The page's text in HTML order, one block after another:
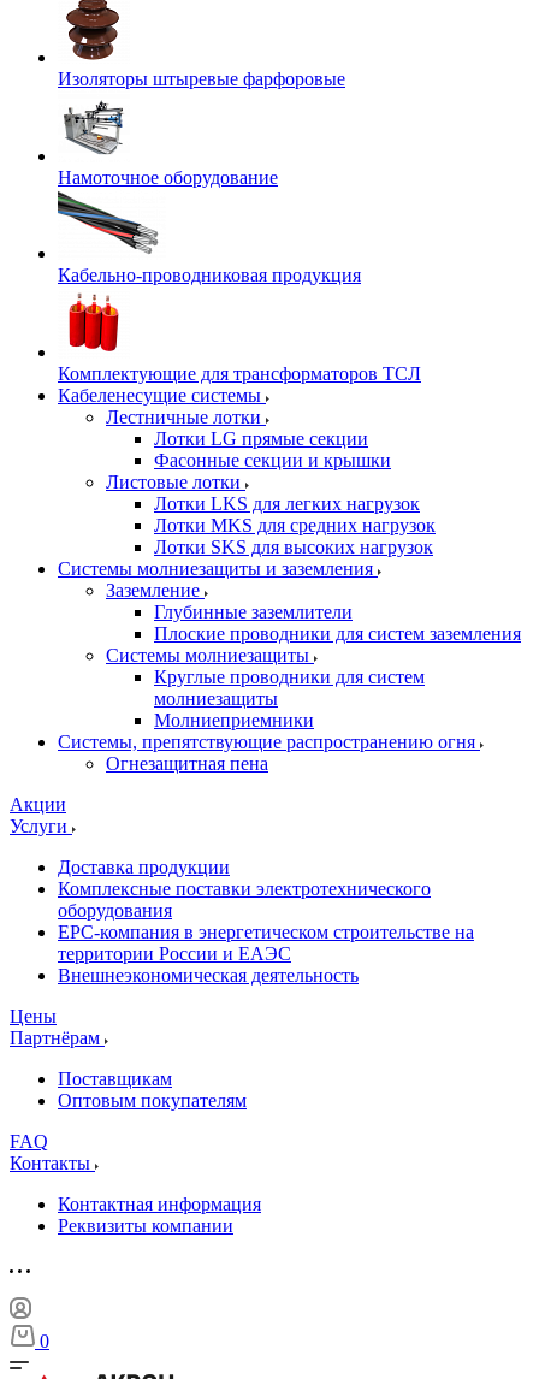
Изоляторы штыревые фарфоровые
Намоточное оборудование
Кабельно-проводниковая продукция
Комплектующие для трансформаторов ТСЛ
Кабеленесущие системы
Лестничные лотки
Лотки LG прямые секции
Фасонные секции и крышки
Листовые лотки
Лотки LKS для легких нагрузок
Лотки MKS для средних нагрузок
Лотки SKS для высоких нагрузок
Системы молниезащиты и заземления
Заземление
Глубинные заземлители
Плоские проводники для систем заземления
Системы молниезащиты
Круглые проводники для систем
молниезащиты
Молниеприемники
Системы, препятствующие распространению огня
Огнезащитная пена
Акции
Услуги
Доставка продукции
Комплексные поставки электротехнического
оборудования
EPC-компания в энергетическом строительстве на
территории России и ЕАЭС
Внешнеэкономическая деятельность
Цены
Партнёрам
Поставщикам
Оптовым покупателям
FAQ
Контакты
Контактная информация
Реквизиты компании
0